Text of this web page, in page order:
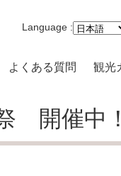
Language :
よくある質問 観光
開催中